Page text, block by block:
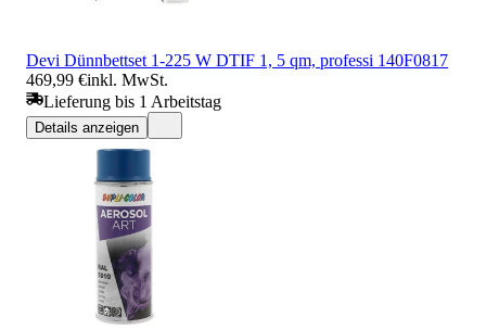
Devi Dünnbettset 1-225 W DTIF 1, 5 qm, professi 140F0817
469,99 €inkl. MwSt.
Lieferung bis 1 Arbeitstag
Details anzeigen